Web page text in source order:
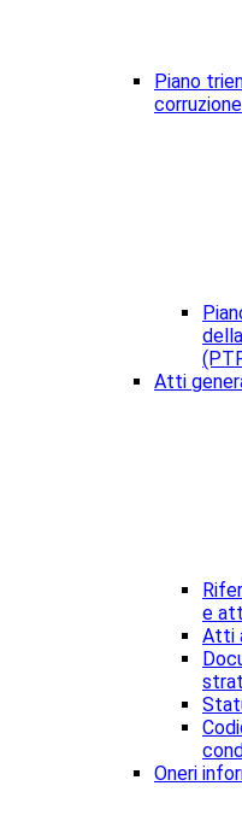
Piano
Atti
e
Atti
Oneri